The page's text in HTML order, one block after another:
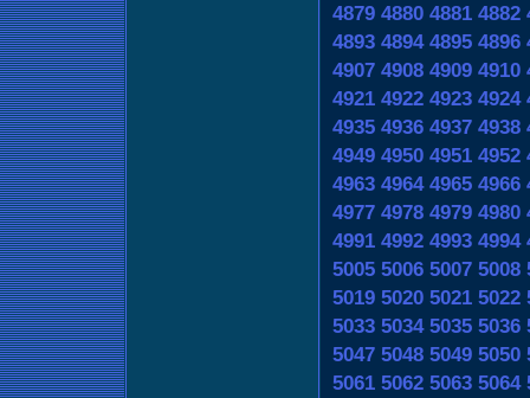
4879 4880 4881 4882
4893 4894 4895 4896
4907 4908 4909 4910
4921 4922 4923 4924
4935 4936 4937 4938
4949 4950 4951 4952
4963 4964 4965 4966
4977 4978 4979 4980
4991 4992 4993 4994
5005 5006 5007 5008
5019 5020 5021 5022
5033 5034 5035 5036
5047 5048 5049 5050
5061 5062 5063 5064